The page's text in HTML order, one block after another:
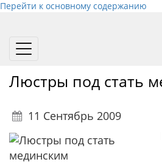
Перейти к основному содержанию
Toggle
Люстры под стать
11 Сентябрь 2009